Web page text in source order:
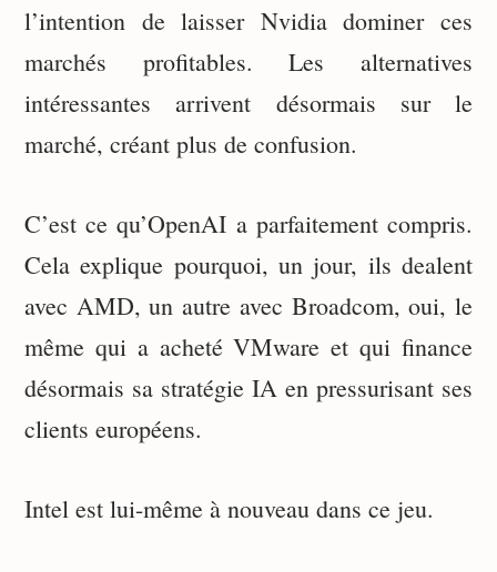
l’intention de laisser Nvidia dominer ces
marchés profitables. Les alternatives
intéressantes arrivent désormais sur le
marché, créant plus de confusion.
C’est ce qu’OpenAI a parfaitement compris.
Cela explique pourquoi, un jour, ils dealent
avec AMD, un autre avec Broadcom, oui, le
même qui a acheté VMware et qui finance
désormais sa stratégie IA en pressurisant ses
clients européens.
Intel est lui-même à nouveau dans ce jeu.